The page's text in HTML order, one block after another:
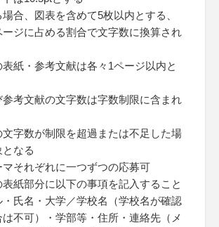
合、図表を含めて5枚以内とする、
ージに占める割合で文字数に換算され
紙・参考文献は各々1ページ以内と
考文献の文字数は字数制限に含まれ
字数が制限を超過または不足した場
なる
それぞれに一つずつの応募可
紙部分に以下の事項を記入すること
氏名・大学／学校名（学校名が確認
不可）・学部等・住所・連絡先（メ